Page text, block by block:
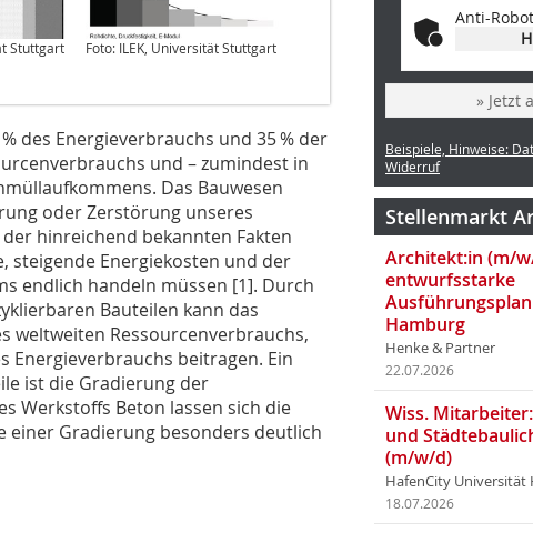
Stuttgart Foto: ILEK, Universität Stuttgart Foto: ILEK, Universität Stuttgart
des Energieverbrauchs und 35 % der
und – zumindest in
Das Bauwesen
oder Zerstörung unseres
hinreichend bekannten Fakten
steigende Energiekosten und der
endlich handeln müssen [1]. Durch
Bauteilen kann das
weltweiten Ressourcenverbrauchs,
Energieverbrauchs beitragen. Ein
ist die Gradierung der
Werkstoffs Beton lassen sich die
einer Gradierung besonders deutlich
Anti-
» Jetzt
Beispiele, Hinweise:
Widerruf
Stellenmarkt
Architekt:in (m/
entwurfsstarke
Hamburg
Henke & Partner
22.07.2026
Wiss.
und
(m/w/d)
HafenCity Universität
18.07.2026